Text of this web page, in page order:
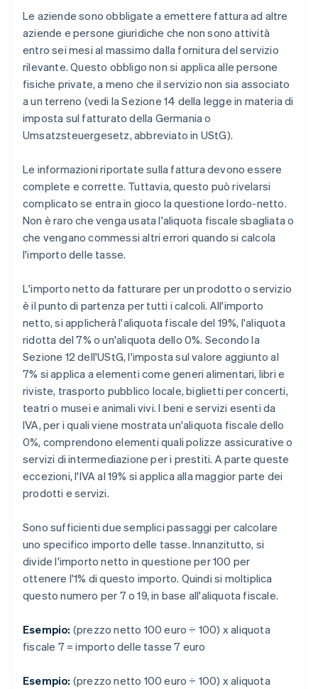
Le aziende sono obbligate a emettere fattura ad altre
aziende e persone giuridiche che non sono attività
entro sei mesi al massimo dalla fornitura del servizio
rilevante. Questo obbligo non si applica alle persone
fisiche private, a meno che il servizio non sia associato
a un terreno (vedi la Sezione 14 della legge in materia di
imposta sul fatturato della Germania o
Umsatzsteuergesetz, abbreviato in UStG).
Le informazioni riportate sulla fattura devono essere
complete e corrette. Tuttavia, questo può rivelarsi
complicato se entra in gioco la questione lordo-netto.
Non è raro che venga usata l'aliquota fiscale sbagliata o
che vengano commessi altri errori quando si calcola
l'importo delle tasse.
L'importo netto da fatturare per un prodotto o servizio
è il punto di partenza per tutti i calcoli. All'importo
netto, si applicherà l'aliquota fiscale del 19%, l'aliquota
ridotta del 7% o un'aliquota dello 0%. Secondo la
Sezione 12 dell'UStG, l'imposta sul valore aggiunto al
7% si applica a elementi come generi alimentari, libri e
riviste, trasporto pubblico locale, biglietti per concerti,
teatri o musei e animali vivi. I beni e servizi esenti da
IVA, per i quali viene mostrata un'aliquota fiscale dello
0%, comprendono elementi quali polizze assicurative o
servizi di intermediazione per i prestiti. A parte queste
eccezioni, l'IVA al 19% si applica alla maggior parte dei
prodotti e servizi.
Sono sufficienti due semplici passaggi per calcolare
uno specifico importo delle tasse. Innanzitutto, si
divide l'importo netto in questione per 100 per
ottenere l'1% di questo importo. Quindi si moltiplica
questo numero per 7 o 19, in base all'aliquota fiscale.
Esempio: (prezzo netto 100 euro ÷ 100) x aliquota
fiscale 7 = importo delle tasse 7 euro
Esempio: (prezzo netto 100 euro ÷ 100) x aliquota